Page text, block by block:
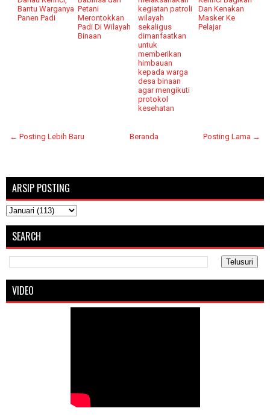
Bantu Warganya
Panen Padi
Petani
Merontokkan
Padi Di Wilayah
Binaan
kegiatan patroli
wilayah
sekaligus
dimanfaatkan
untuk
memberikan
himbauan
kepada warga
desa binaan
agar mengikuti
protokol
kesehatan
Dan Kenakan
Masker Ke
Pelajar
← Posting Lebih Baru Posting Lama →
Beranda
ARSIP POSTING
SEARCH
VIDEO